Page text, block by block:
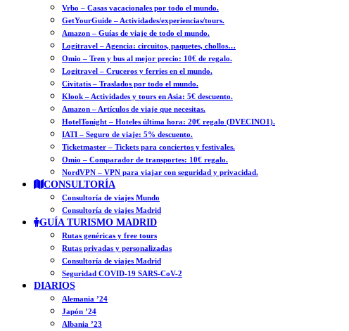
Vrbo – Casas vacacionales por todo el mundo.
GetYourGuide – Actividades/experiencias/tours.
Amazon – Guías de viaje de todo el mundo.
Logitravel – Agencia: circuitos, paquetes, chollos…
Omio – Tren y bus al mejor precio: 10€ de regalo.
Logitravel – Cruceros y ferries en el mundo.
Civitatis – Traslados por todo el mundo.
Klook – Actividades y tours en Asia: 5€ descuento.
Amazon – Artículos de viaje que necesitas.
HotelTonight – Hoteles última hora: 20€ regalo (DVECINO1).
IATI – Seguro de viaje: 5% descuento.
Ticketmaster – Tickets para conciertos y festivales.
Omio – Comparador de transportes: 10€ regalo.
NordVPN – VPN para viajar con seguridad y privacidad.
CONSULTORÍA
Consultoría de viajes Mundo
Consultoría de viajes Madrid
GUÍA TURISMO MADRID
Rutas genéricas y free tours
Rutas privadas y personalizadas
Consultoría de viajes Madrid
Seguridad COVID-19 SARS-CoV-2
DIARIOS
Alemania ’24
Japón ’24
Albania ’23